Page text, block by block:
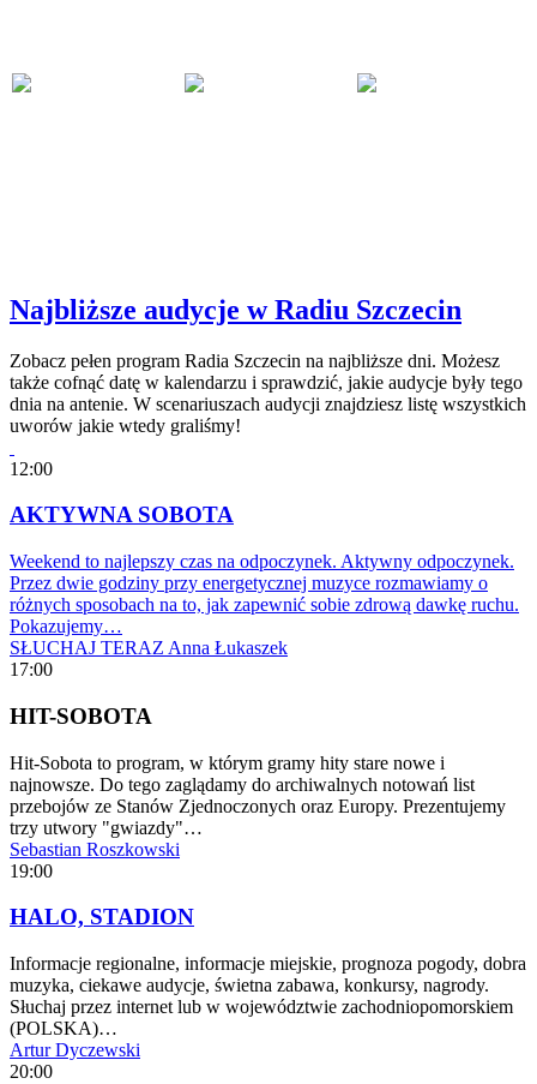
Najbliższe audycje w Radiu Szczecin
Zobacz pełen program Radia Szczecin na najbliższe dni. Możesz
także cofnąć datę w kalendarzu i sprawdzić, jakie audycje były tego
dnia na antenie. W scenariuszach audycji znajdziesz listę wszystkich
uworów jakie wtedy graliśmy!
12:00
AKTYWNA SOBOTA
Weekend to najlepszy czas na odpoczynek. Aktywny odpoczynek.
Przez dwie godziny przy energetycznej muzyce rozmawiamy o
różnych sposobach na to, jak zapewnić sobie zdrową dawkę ruchu.
Pokazujemy…
SŁUCHAJ TERAZ Anna Łukaszek
17:00
HIT-SOBOTA
Hit-Sobota to program, w którym gramy hity stare nowe i
najnowsze. Do tego zaglądamy do archiwalnych notowań list
przebojów ze Stanów Zjednoczonych oraz Europy. Prezentujemy
trzy utwory "gwiazdy"…
Sebastian Roszkowski
19:00
HALO, STADION
Informacje regionalne, informacje miejskie, prognoza pogody, dobra
muzyka, ciekawe audycje, świetna zabawa, konkursy, nagrody.
Słuchaj przez internet lub w województwie zachodniopomorskiem
(POLSKA)…
Artur Dyczewski
20:00